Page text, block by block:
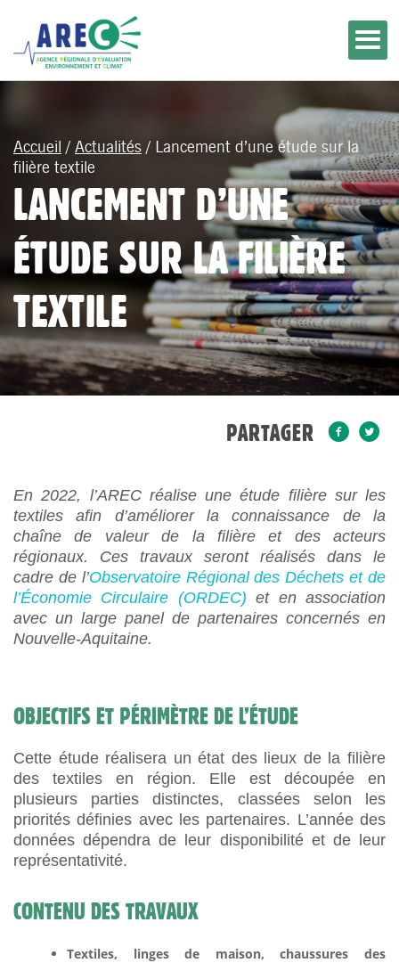
Accueil / Actualités / Lancement d’une étude sur la
filière textile
LANCEMENT D’UNE
ÉTUDE SUR LA FILIÈRE
TEXTILE
PARTAGER
En 2022, l’AREC réalise une étude filière sur les
textiles afin d’améliorer la connaissance de la
chaîne de valeur de la filière et des acteurs
régionaux. Ces travaux seront réalisés dans le
cadre de l’Observatoire Régional des Déchets et de
l’Économie Circulaire (ORDEC)et en association
avec un large panel de partenaires concernés en
Nouvelle-Aquitaine.
OBJECTIFS ET PÉRIMÈTRE DE L’ÉTUDE
Cette étude réalisera un état des lieux de la filière
des textiles en région. Elle est découpée en
plusieurs parties distinctes, classées selon les
priorités définies avec les partenaires. L’année des
données dépendra de leur disponibilité et de leur
représentativité.
CONTENU DES TRAVAUX
Textiles, linges de maison, chaussures des